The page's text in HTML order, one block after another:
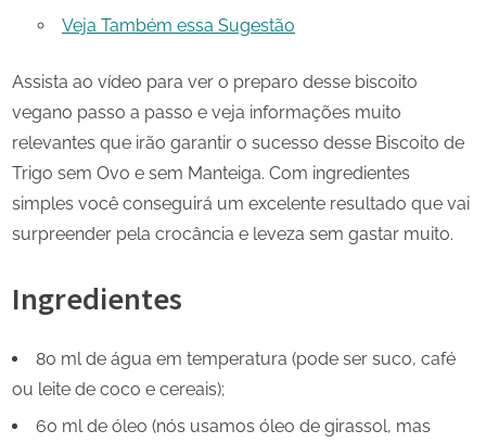
Veja Também essa Sugestão
Assista ao vídeo para ver o preparo desse biscoito
vegano passo a passo e veja informações muito
relevantes que irão garantir o sucesso desse Biscoito de
Trigo sem Ovo e sem Manteiga. Com ingredientes
simples você conseguirá um excelente resultado que vai
surpreender pela crocância e leveza sem gastar muito.
Ingredientes
80 ml de água em temperatura (pode ser suco, café
ou leite de coco e cereais);
60 ml de óleo (nós usamos óleo de girassol, mas